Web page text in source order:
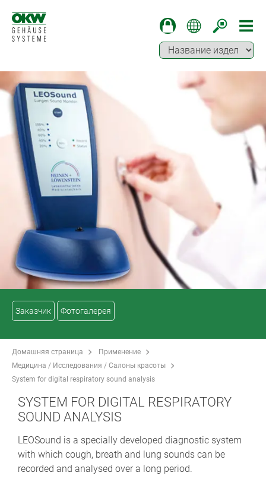
Заказчик Фотогалерея
Домашняя страница
Применение
Медицина / Исследования / Салоны красоты
System for digital respiratory sound analysis
SYSTEM FOR DIGITAL RESPIRATORY
SOUND ANALYSIS
LEOSound is a specially developed diagnostic system
with which cough, breath and lung sounds can be
recorded and analysed over a long period.